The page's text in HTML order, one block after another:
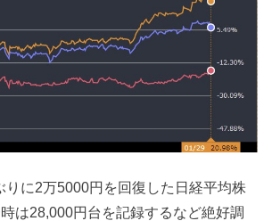
りに2万5000円を回復した日経平均株
は28,000円台を記録するなど絶好調